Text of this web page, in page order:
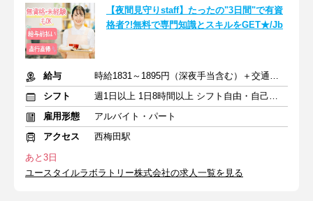
【夜間見守りstaff】たったの"3日間"で有資
格者?!無料で専門知識とスキルをGET★/Jb
給与
時給1831～1895円（深夜手当含む）＋交通費支給
シフト
週1日以上 1日8時間以上 シフト自由・自己申告
雇用形態
アルバイト・パート
アクセス
西梅田駅
あと3日
ユースタイルラボラトリー株式会社の求人一覧を見る